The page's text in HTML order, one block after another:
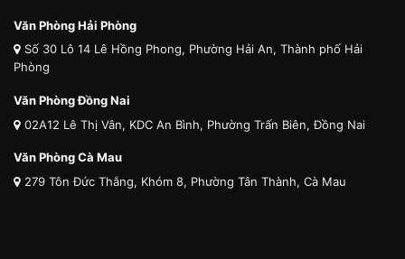
Văn Phòng Hải Phòng
Số 30 Lô 14 Lê Hồng Phong, Phường Hải An, Thành phố Hải
Phòng
Văn Phòng Đồng Nai
02A12 Lê Thị Vân, KDC An Bình, Phường Trấn Biên, Đồng Nai
Văn Phòng Cà Mau
279 Tôn Đức Thắng, Khóm 8, Phường Tân Thành, Cà Mau